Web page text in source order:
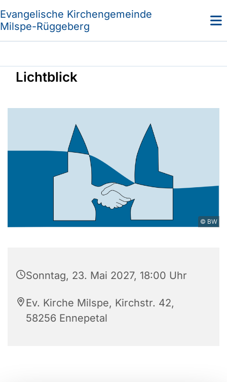
Evangelische Kirchengemeinde
Milspe-Rüggeberg
Lichtblick
© BW
Sonntag, 23. Mai 2027, 18:00 Uhr
Ev. Kirche Milspe, Kirchstr. 42,
58256 Ennepetal